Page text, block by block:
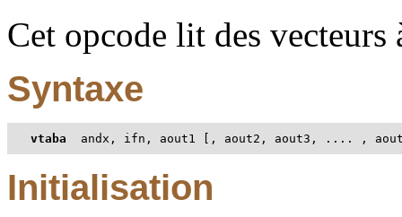
Cet opcode lit des
Syntaxe
vtaba
andx, ifn, aout1 [, aout2, aout3, .... ,
Initialisation